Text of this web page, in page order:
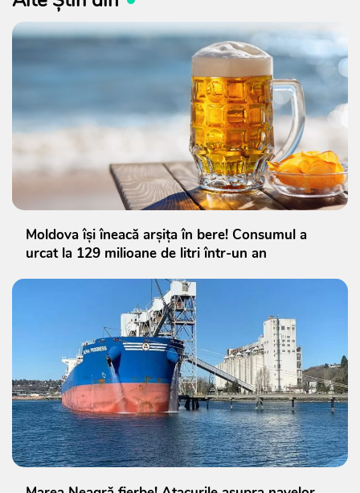
Moldova își îneacă arșița în bere! Consumul a
urcat la 129 milioane de litri într-un an